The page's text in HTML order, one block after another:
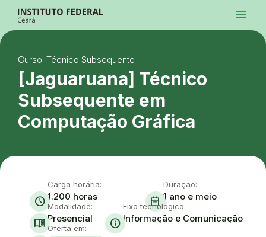
Ir para a busca
Ir para o menu principal
Ir para o conteúdo
Alto Contraste
Login da Área Administrativa
Acessibilidade
menu
Curso: Técnico Subsequente
[Jaguaruana] Técnico
Subsequente em
Computação Gráfica
schedule
Carga horária:
1.200 horas date_range
Duração:
1 ano e meio
menu_book
Modalidade:
Presencial info
Eixo tecnológico:
Informação e Comunicação
Oferta em: